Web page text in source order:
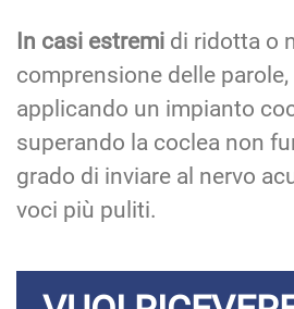
In casi estremi di ridotta o
comprensione delle
applicando un impianto
superando la coclea non
grado di inviare al nervo
voci più puliti.